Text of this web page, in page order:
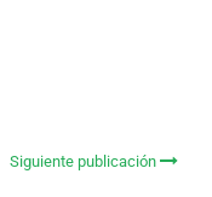
Siguiente publicación